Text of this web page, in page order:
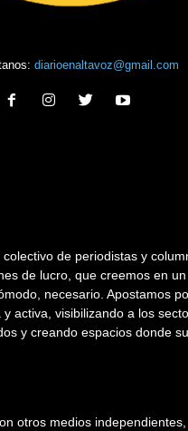
diarioenaltavoz@gmail.com
colectivo de periodistas y
de lucro, que creemos en
necesario. Apostamos
activa, visibilizando a los
y creando espacios donde
otros medios independientes,